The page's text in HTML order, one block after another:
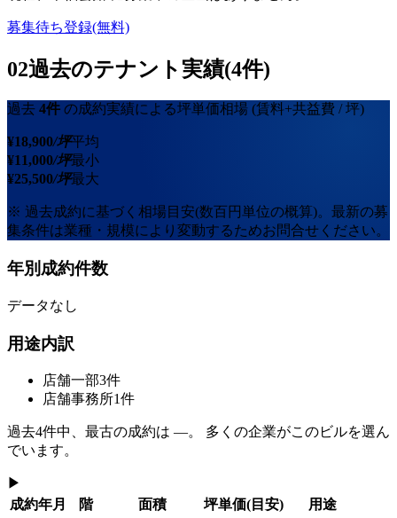
募集待ち登録(無料)
02過去のテナント実績(4件)
過去 4件 の成約実績による坪単価相場 (賃料+共益費 / 坪)
¥18,900/坪平均
¥11,000/坪最小
¥25,500/坪最大
※ 過去成約に基づく相場目安(数百円単位の概算)。最新の募
集条件は業種・規模により変動するためお問合せください。
年別成約件数
データなし
用途内訳
店舗一部3件
店舗事務所1件
過去4件中、最古の成約は —。 多くの企業がこのビルを選ん
でいます。
▶
成約年月
階 面積 坪単価(目安)
用途